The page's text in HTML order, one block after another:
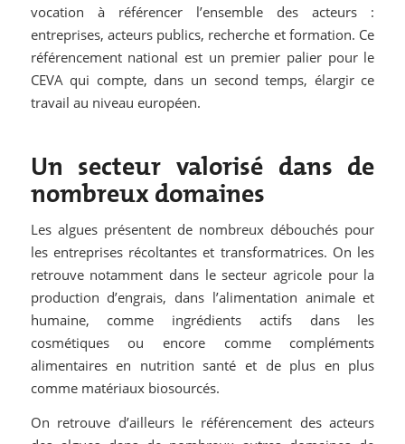
vocation à référencer l’ensemble des acteurs :
entreprises, acteurs publics, recherche et formation. Ce
référencement national est un premier palier pour le
CEVA qui compte, dans un second temps, élargir ce
travail au niveau européen.
Un secteur valorisé dans de
nombreux domaines
Les algues présentent de nombreux débouchés pour
les entreprises récoltantes et transformatrices. On les
retrouve notamment dans le secteur agricole pour la
production d’engrais, dans l’alimentation animale et
humaine, comme ingrédients actifs dans les
cosmétiques ou encore comme compléments
alimentaires en nutrition santé et de plus en plus
comme matériaux biosourcés.
On retrouve d’ailleurs le référencement des acteurs